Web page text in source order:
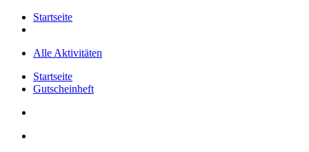
Startseite
Alle Aktivitäten
Startseite
Gutscheinheft